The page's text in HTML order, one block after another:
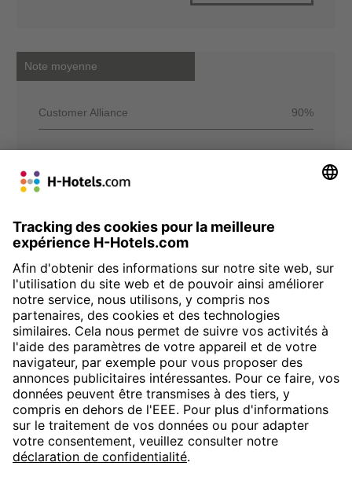
Note moyenne
Customer Alliance 90%